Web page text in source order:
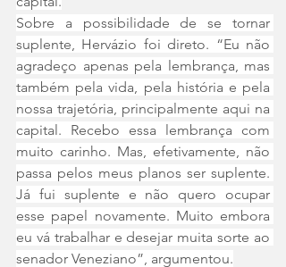
Sobre a possibilidade de se tornar
suplente, Hervázio foi direto. “Eu não
agradeço apenas pela lembrança, mas
também pela vida, pela história e pela
nossa trajetória, principalmente aqui na
capital. Recebo essa lembrança com
muito carinho. Mas, efetivamente, não
passa pelos meus planos ser suplente.
Já fui suplente e não quero ocupar
esse papel novamente. Muito embora
eu vá trabalhar e desejar muita sorte ao
senador Veneziano”, argumentou.